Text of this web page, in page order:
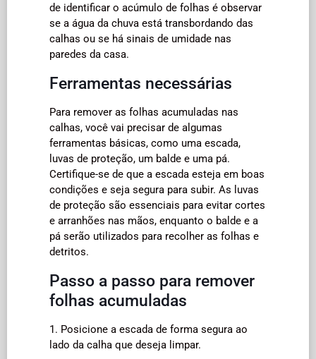
de identificar o acúmulo de folhas é observar
se a água da chuva está transbordando das
calhas ou se há sinais de umidade nas
paredes da casa.
Ferramentas necessárias
Para remover as folhas acumuladas nas
calhas, você vai precisar de algumas
ferramentas básicas, como uma escada,
luvas de proteção, um balde e uma pá.
Certifique-se de que a escada esteja em boas
condições e seja segura para subir. As luvas
de proteção são essenciais para evitar cortes
e arranhões nas mãos, enquanto o balde e a
pá serão utilizados para recolher as folhas e
detritos.
Passo a passo para remover
folhas acumuladas
1. Posicione a escada de forma segura ao
lado da calha que deseja limpar.